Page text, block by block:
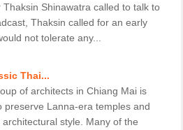
Shinawatra called to talk to
Thaksin called for an early
not tolerate any...
Thai...
of architects in Chiang Mai is
preserve Lanna-era temples and
architectural style. Many of the